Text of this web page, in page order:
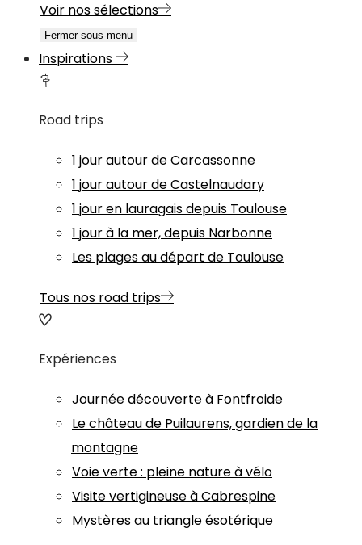
Voir nos sélections
Fermer sous-menu
Inspirations
Road trips
1 jour autour de Carcassonne
1 jour autour de Castelnaudary
1 jour en lauragais depuis Toulouse
1 jour à la mer, depuis Narbonne
Les plages au départ de Toulouse
Tous nos road trips
Expériences
Journée découverte à Fontfroide
Le château de Puilaurens, gardien de la
montagne
Voie verte : pleine nature à vélo
Visite vertigineuse à Cabrespine
Mystères au triangle ésotérique